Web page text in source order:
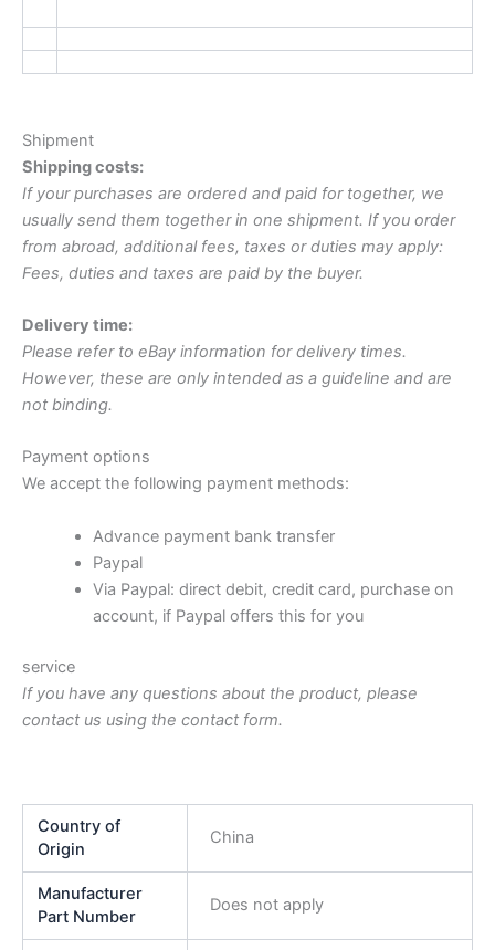
Shipment
Shipping costs:
If your purchases are ordered and paid for together, we
usually send them together in one shipment. If you order
from abroad, additional fees, taxes or duties may apply:
Fees, duties and taxes are paid by the buyer.
Delivery time:
Please refer to eBay information for delivery times.
However, these are only intended as a guideline and are
not binding.
Payment options
We accept the following payment methods:
Advance payment bank transfer
Paypal
Via Paypal: direct debit, credit card, purchase on
account, if Paypal offers this for you
service
If you have any questions about the product, please
contact us using the contact form.
Country of
Origin
China
Manufacturer
Part Number
Does not apply